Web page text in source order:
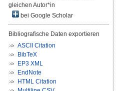
gleichen Autor*in
bei Google Scholar
Bibliografische Daten exportieren
ASCII Citation
BibTeX
EP3 XML
EndNote
HTML Citation